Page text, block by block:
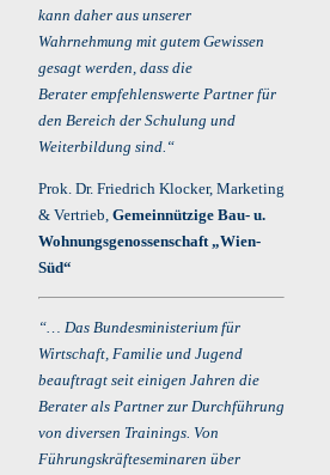
kann daher aus unserer
Wahrnehmung mit gutem Gewissen
gesagt werden, dass die
Berater empfehlenswerte Partner für
den Bereich der Schulung und
Weiterbildung sind.“
Prok. Dr. Friedrich Klocker, Marketing
& Vertrieb, Gemeinnützige Bau- u.
Wohnungsgenossenschaft „Wien-
Süd“
“… Das Bundesministerium für
Wirtschaft, Familie und Jugend
beauftragt seit einigen Jahren die
Berater als Partner zur Durchführung
von diversen Trainings. Von
Führungskräfteseminaren über